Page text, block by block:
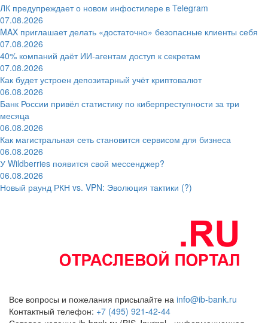
ЛК предупреждает о новом инфостилере в Telegram
07.08.2026
MAX приглашает делать «достаточно» безопасные клиенты себя
07.08.2026
40% компаний даёт ИИ‑агентам доступ к секретам
07.08.2026
Как будет устроен депозитарный учёт криптовалют
06.08.2026
Банк России привёл статистику по киберпреступности за три
месяца
06.08.2026
Как магистральная сеть становится сервисом для бизнеса
06.08.2026
У Wildberries появится свой мессенджер?
06.08.2026
Новый раунд РКН vs. VPN: Эволюция тактики (?)
Все вопросы и пожелания присылайте на info@ib-bank.ru
Контактный телефон: +7 (495) 921-42-44